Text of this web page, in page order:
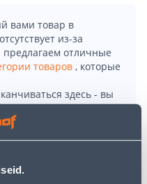
вами товар в
из-за
отличные
товаров , которые
здесь - вы
вернувшись
нашу мощную